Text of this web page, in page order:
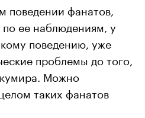
поведении фанатов,
по ее наблюдениям, у
поведению, уже
проблемы до того,
Можно
таких фанатов